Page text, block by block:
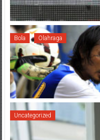
Bola Olahraga
Uncategorized